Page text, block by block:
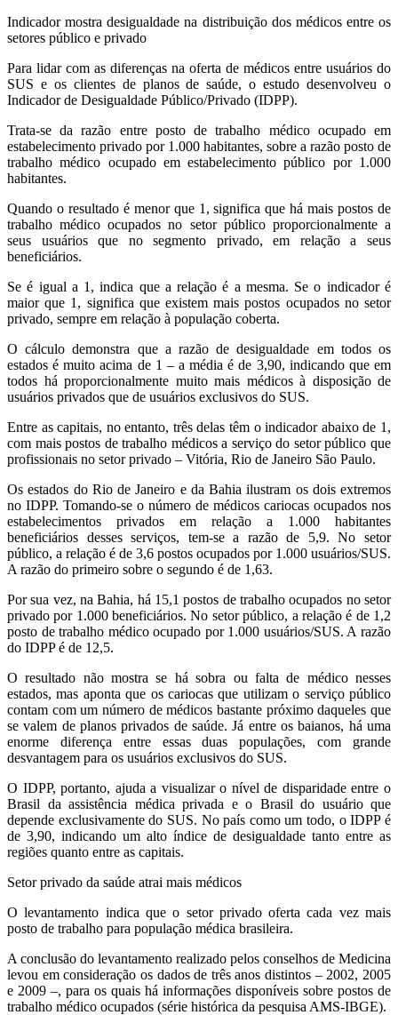
Indicador mostra desigualdade na distribuição dos médicos entre os
setores público e privado
Para lidar com as diferenças na oferta de médicos entre usuários do
SUS e os clientes de planos de saúde, o estudo desenvolveu o
Indicador de Desigualdade Público/Privado (IDPP).
Trata-se da razão entre posto de trabalho médico ocupado em
estabelecimento privado por 1.000 habitantes, sobre a razão posto de
trabalho médico ocupado em estabelecimento público por 1.000
habitantes.
Quando o resultado é menor que 1, significa que há mais postos de
trabalho médico ocupados no setor público proporcionalmente a
seus usuários que no segmento privado, em relação a seus
beneficiários.
Se é igual a 1, indica que a relação é a mesma. Se o indicador é
maior que 1, significa que existem mais postos ocupados no setor
privado, sempre em relação à população coberta.
O cálculo demonstra que a razão de desigualdade em todos os
estados é muito acima de 1 – a média é de 3,90, indicando que em
todos há proporcionalmente muito mais médicos à disposição de
usuários privados que de usuários exclusivos do SUS.
Entre as capitais, no entanto, três delas têm o indicador abaixo de 1,
com mais postos de trabalho médicos a serviço do setor público que
profissionais no setor privado – Vitória, Rio de Janeiro São Paulo.
Os estados do Rio de Janeiro e da Bahia ilustram os dois extremos
no IDPP. Tomando-se o número de médicos cariocas ocupados nos
estabelecimentos privados em relação a 1.000 habitantes
beneficiários desses serviços, tem-se a razão de 5,9. No setor
público, a relação é de 3,6 postos ocupados por 1.000 usuários/SUS.
A razão do primeiro sobre o segundo é de 1,63.
Por sua vez, na Bahia, há 15,1 postos de trabalho ocupados no setor
privado por 1.000 beneficiários. No setor público, a relação é de 1,2
posto de trabalho médico ocupado por 1.000 usuários/SUS. A razão
do IDPP é de 12,5.
O resultado não mostra se há sobra ou falta de médico nesses
estados, mas aponta que os cariocas que utilizam o serviço público
contam com um número de médicos bastante próximo daqueles que
se valem de planos privados de saúde. Já entre os baianos, há uma
enorme diferença entre essas duas populações, com grande
desvantagem para os usuários exclusivos do SUS.
O IDPP, portanto, ajuda a visualizar o nível de disparidade entre o
Brasil da assistência médica privada e o Brasil do usuário que
depende exclusivamente do SUS. No país como um todo, o IDPP é
de 3,90, indicando um alto índice de desigualdade tanto entre as
regiões quanto entre as capitais.
Setor privado da saúde atrai mais médicos
O levantamento indica que o setor privado oferta cada vez mais
posto de trabalho para população médica brasileira.
A conclusão do levantamento realizado pelos conselhos de Medicina
levou em consideração os dados de três anos distintos – 2002, 2005
e 2009 –, para os quais há informações disponíveis sobre postos de
trabalho médico ocupados (série histórica da pesquisa AMS-IBGE).